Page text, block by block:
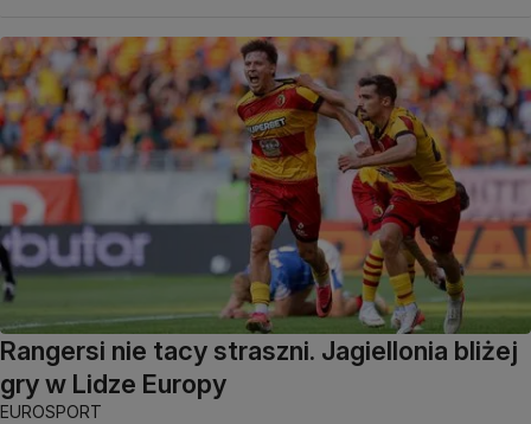
Rangersi nie tacy straszni. Jagiellonia bliżej
gry w Lidze Europy
EUROSPORT